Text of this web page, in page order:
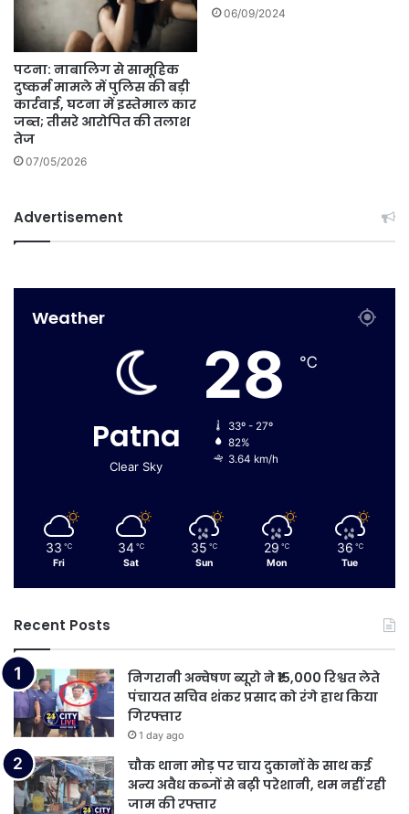
पटना: नाबालिग से सामूहिक
दुष्कर्म मामले में पुलिस की बड़ी
कार्रवाई, घटना में इस्तेमाल कार
जब्त; तीसरे आरोपित की तलाश
तेज
07/05/2026
06/09/2024
Advertisement
Weather
Patna
Clear Sky
28 ℃
33º - 27º
82%
3.64 km/h
33 ℃
Fri
34 ℃
Sat
35 ℃
Sun
29 ℃
Mon
36 ℃
Tue
Recent Posts
निगरानी अन्वेषण ब्यूरो ने ₹15,000 रिश्वत लेते
पंचायत सचिव शंकर प्रसाद को रंगे हाथ किया
गिरफ्तार
1 day ago
चौक थाना मोड़ पर चाय दुकानों के साथ कई
अन्य अवैध कब्जों से बढ़ी परेशानी, थम नहीं रही
जाम की रफ्तार